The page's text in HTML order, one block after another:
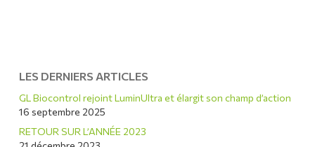
LES DERNIERS ARTICLES
GL Biocontrol rejoint LuminUltra et élargit son champ d’action
16 septembre 2025
RETOUR SUR L’ANNÉE 2023